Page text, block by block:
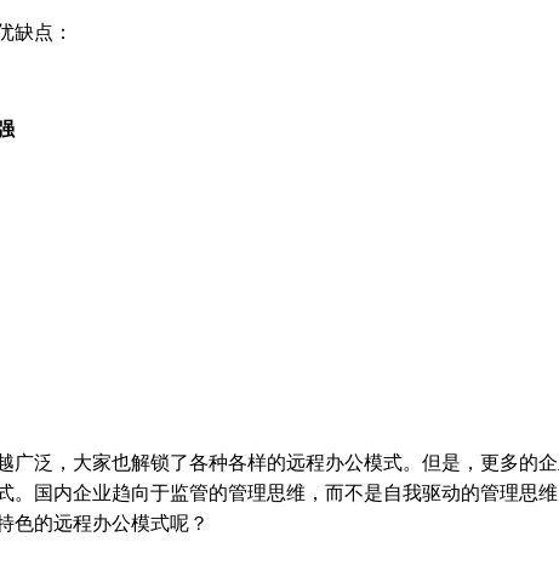
缺点：
广泛，大家也解锁了各种各样的远程办公模式。但是，更多的
。国内企业趋向于监管的管理思维，而不是自我驱动的管理思
色的远程办公模式呢？